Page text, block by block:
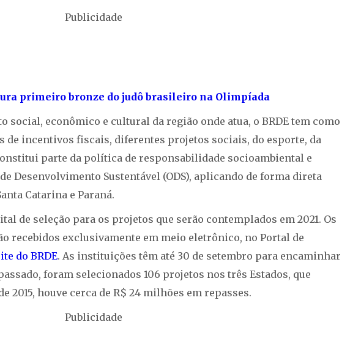
Publicidade
primeiro bronze do judô brasileiro na Olimpíada
social, econômico e cultural da região onde atua, o BRDE tem como
de incentivos fiscais, diferentes projetos sociais, do esporte, da
parte da política de responsabilidade socioambiental e
Desenvolvimento Sustentável (ODS), aplicando de forma direta
Catarina e Paraná.
de seleção para os projetos que serão contemplados em 2021. Os
recebidos exclusivamente em meio eletrônico, no Portal de
do BRDE. As instituições têm até 30 de setembro para encaminhar
foram selecionados 106 projetos nos três Estados, que
2015, houve cerca de R$ 24 milhões em repasses.
Publicidade